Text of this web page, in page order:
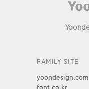
FAMILY SITE
yoondesign.com